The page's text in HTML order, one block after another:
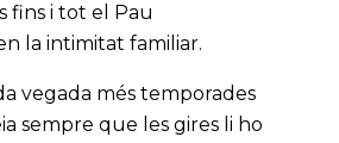
fins i tot el Pau
la intimitat familiar.
vegada més temporades
sempre que les gires li ho